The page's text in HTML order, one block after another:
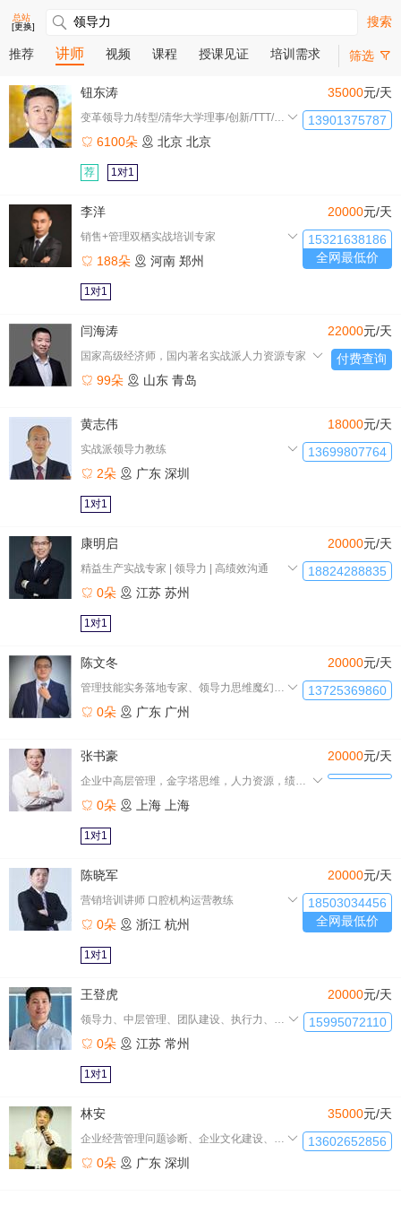
总站
[更换]
搜索
筛选
推荐 讲师 视频 课程 授课见证 培训需求
钮东涛
变革领导力/转型/清华大学理事/创新/TTT/心理学/北京
6100朵 北京 北京
35000元/天
13901375787
荐 1对1
李洋
销售+管理双栖实战培训专家
188朵 河南 郑州
20000元/天
15321638186
全网最低价
1对1
闫海涛
国家高级经济师，国内著名实战派人力资源专家
99朵 山东 青岛
22000元/天
付费查询
黄志伟
实战派领导力教练
2朵 广东 深圳
18000元/天
13699807764
1对1
康明启
精益生产实战专家 | 领导力 | 高绩效沟通
0朵 江苏 苏州
20000元/天
18824288835
1对1
陈文冬
管理技能实务落地专家、领导力思维魔幻打造、团队建设超能助手
0朵 广东 广州
20000元/天
13725369860
张书豪
企业中高层管理，金字塔思维，人力资源，绩效管理
0朵 上海 上海
20000元/天
1对1
陈晓军
营销培训讲师 口腔机构运营教练
0朵 浙江 杭州
20000元/天
18503034456
全网最低价
1对1
王登虎
领导力、中层管理、团队建设、执行力、质量管理、质量体系、精益
0朵 江苏 常州
20000元/天
15995072110
1对1
林安
企业经营管理问题诊断、企业文化建设、领导力建设、管理技能提升
0朵 广东 深圳
35000元/天
13602652856